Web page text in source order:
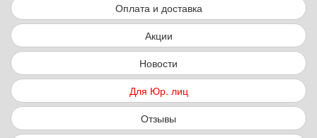
Оплата и доставка
Акции
Новости
Для Юр. лиц
Отзывы